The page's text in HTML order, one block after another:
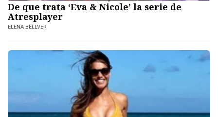
De que trata ‘Eva & Nicole’ la serie de
Atresplayer
ELENA BELLVER